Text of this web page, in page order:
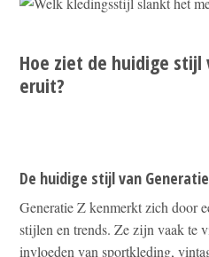
Hoe ziet de huidige stijl
eruit?
De huidige stijl van
Generatie Z kenmerkt zich door
stijlen en trends. Ze zijn vaak te
invloeden van sportkleding,